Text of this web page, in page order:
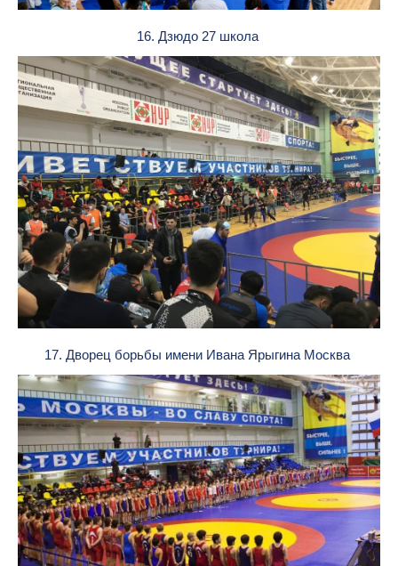
16. Дзюдо 27 школа
17. Дворец борьбы имени Ивана Ярыгина Москва